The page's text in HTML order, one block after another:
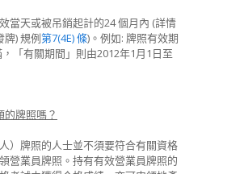
當天或被吊銷起計的24 個月內 (詳情
牌) 規例第7(4E) 條)。例如: 牌照有效期
「有關期間」則由2012年1月1日至
牌照嗎？
）牌照的人士並不須要符合有關資格
營業員牌照。持有有效營業員牌照的